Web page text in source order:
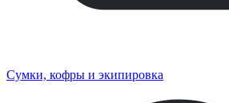
Сумки, кофры и экипировка